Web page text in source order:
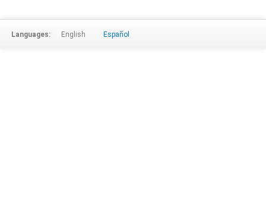
Languages: English Español